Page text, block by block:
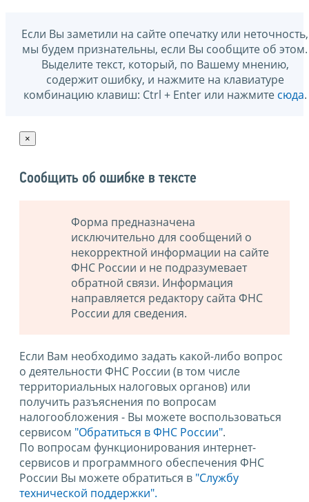
Если Вы заметили на сайте опечатку или неточность,
мы будем признательны, если Вы сообщите об этом.
Выделите текст, который, по Вашему мнению,
содержит ошибку, и нажмите на клавиатуре
комбинацию клавиш: Ctrl + Enter или нажмите сюда.
×
Сообщить об ошибке в тексте
Форма предназначена
исключительно для сообщений о
некорректной информации на сайте
ФНС России и не подразумевает
обратной связи. Информация
направляется редактору сайта ФНС
России для сведения.
Если Вам необходимо задать какой-либо вопрос
о деятельности ФНС России (в том числе
территориальных налоговых органов) или
получить разъяснения по вопросам
налогообложения - Вы можете воспользоваться
сервисом "Обратиться в ФНС России".
По вопросам функционирования интернет-
сервисов и программного обеспечения ФНС
России Вы можете обратиться в "Службу
технической поддержки".